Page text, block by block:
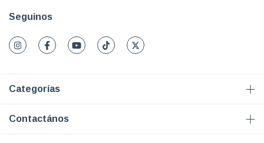
Seguinos
Categorías
Contactános